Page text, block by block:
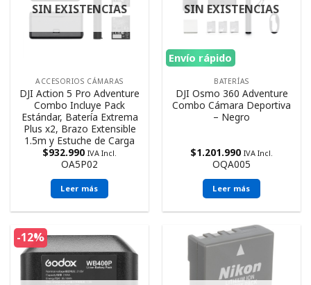
SIN EXISTENCIAS
ACCESORIOS CÁMARAS
DJI Action 5 Pro Adventure
Combo Incluye Pack
Estándar, Batería Extrema
Plus x2, Brazo Extensible
1.5m y Estuche de Carga
$932.990 IVA Incl.
OA5P02
Leer más
Envío rápido
SIN EXISTENCIAS
BATERÍAS
DJI Osmo 360 Adventure
Combo Cámara Deportiva
– Negro
$1.201.990 IVA Incl.
OQA005
Leer más
-12%